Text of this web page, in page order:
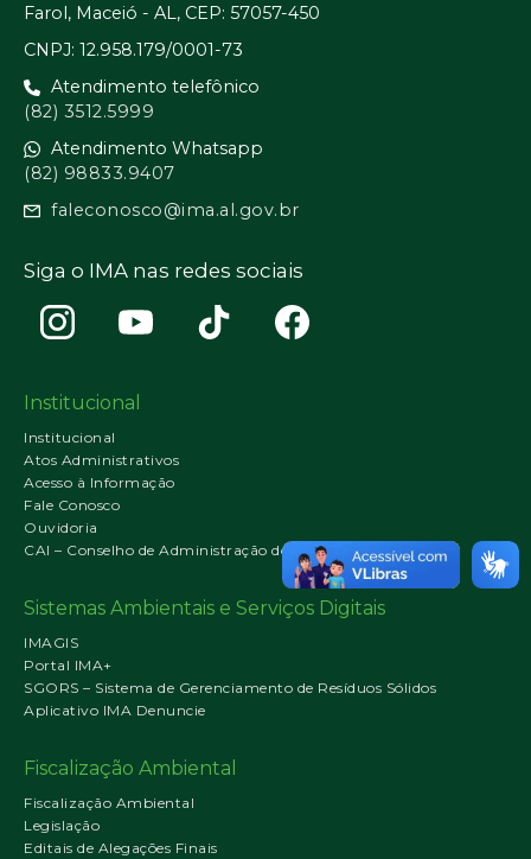
Farol, Maceió - AL, CEP: 57057-450
CNPJ: 12.958.179/0001-73
Atendimento telefônico
(82) 3512.5999
Atendimento Whatsapp
(82) 98833.9407
faleconosco@ima.al.gov.br
Siga o IMA nas redes sociais
Institucional
Institucional
Atos Administrativos
Acesso à Informação
Fale Conosco
Ouvidoria
CAI – Conselho de Administração do IMA
Sistemas Ambientais e Serviços Digitais
IMAGIS
Portal IMA+
SGORS – Sistema de Gerenciamento de Resíduos Sólidos
Aplicativo IMA Denuncie
Fiscalização Ambiental
Fiscalização Ambiental
Legislação
Editais de Alegações Finais